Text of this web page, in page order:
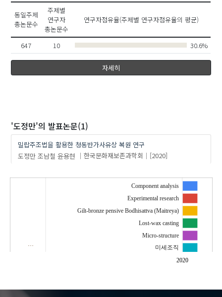
윤용현
동일주제
총논문수
주제별
연구자
총논문수
연구자점유율(주제별 연구자점유율의 평균)
647 10 30.6%
자세히
'도정만'의 발표논문(1)
밀랍주조법을 활용한 청동반가사유상 복원 연구
도정만 조남철 윤용현 한국문화재보존과학회 [2020]
2020
…
Component analysis
Experimental research
Gilt-bronze pensive Bodhisattva (Maitreya)
Lost-wax casting
Micro-structure
미세조직
밀랍주조법